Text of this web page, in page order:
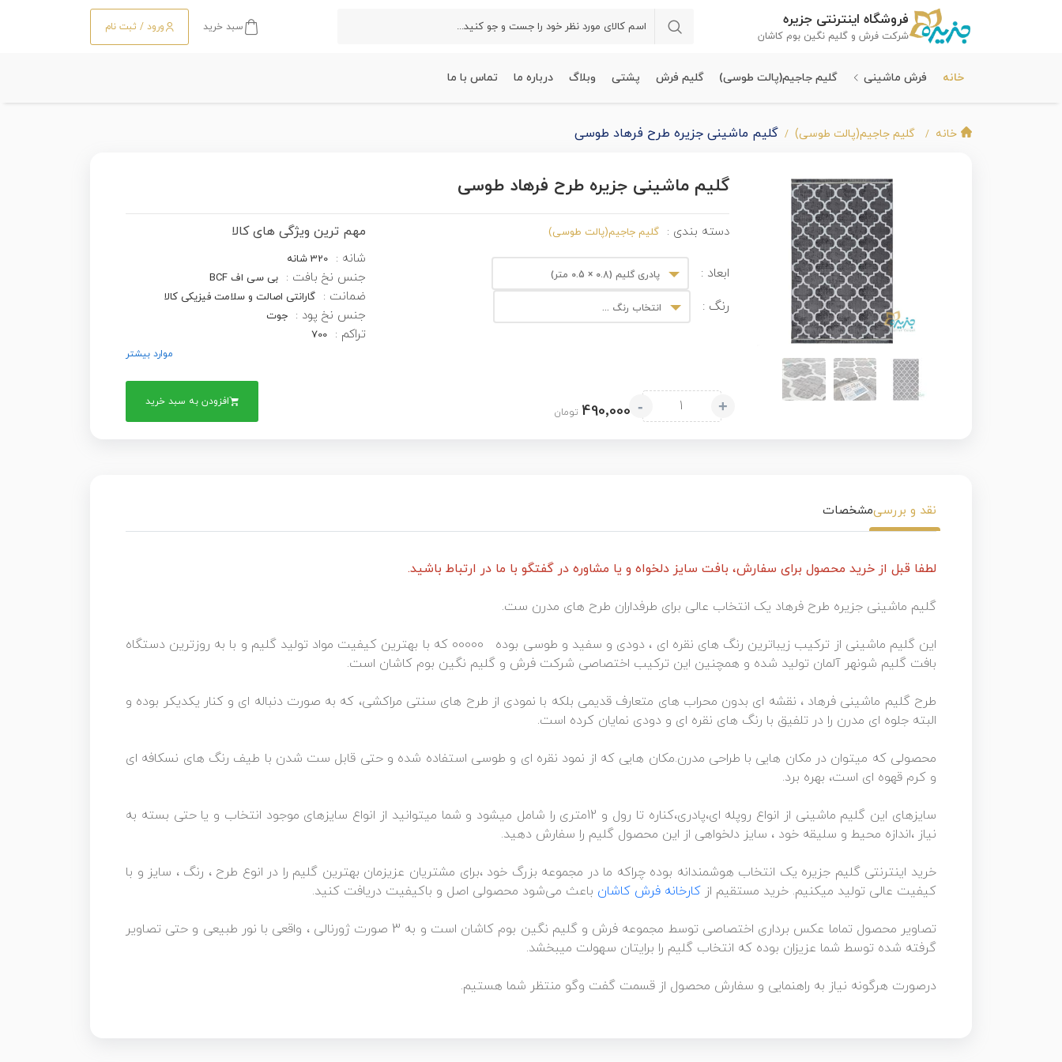
فروشگاه اینترنتی جزیره
شرکت فرش و گلیم نگین بوم کاشان
سبد خرید ورود / ثبت نام
خانه فرش ماشینی گلیم جاجیم(پالت طوسی) گلیم فرش پشتی وبلاگ درباره ما تماس با ما
خانه گلیم جاجیم(پالت طوسی) گلیم ماشینی جزیره طرح فرهاد طوسی
گلیم ماشینی جزیره طرح فرهاد طوسی
دسته بندی : گلیم جاجیم(پالت طوسی)
ابعاد : پادری گلیم (0.8 × 0.5 متر)
رنگ : انتخاب رنگ ...
مهم ترین ویژگی های کالا
شانه : 320 شانه
جنس نخ بافت : بی سی اف BCF
ضمانت : گارانتی اصالت و سلامت فیزیکی کالا
جنس نخ پود : جوت
تراکم : 700
موارد بیشتر
+
- 490٬000 تومان
افزودن به سبد خرید
نقد و بررسیمشخصات
لطفا قبل از خرید محصول برای سفارش، بافت سایز دلخواه و یا مشاوره در گفتگو با ما در ارتباط باشید.
گلیم ماشینی جزیره طرح فرهاد یک انتخاب عالی برای طرفداران طرح های مدرن ست.
این گلیم ماشینی از ترکیب زیباترین رنگ های نقره ای ، دودی و سفید و طوسی بوده 00000 که با بهترین کیفیت مواد تولید گلیم و با به روزترین دستگاه
بافت گلیم شونهر آلمان تولید شده و همچنین این ترکیب اختصاصی شرکت فرش و گلیم نگین بوم کاشان است.
طرح گلیم ماشینی فرهاد ، نقشه ای بدون محراب های متعارف قدیمی بلکه با نمودی از طرح های سنتی مراکشی، که به صورت دنباله ای و کنار یکدیکر بوده و
البته جلوه ای مدرن را در تلفیق با رنگ های نقره ای و دودی نمایان کرده است.
محصولی که میتوان در مکان هایی با طراحی مدرن.مکان هایی که از نمود نقره ای و طوسی استفاده شده و حتی قابل ست شدن با طیف رنگ های نسکافه ای
و کرم قهوه ای است، بهره برد.
سایزهای این گلیم ماشینی از انواع روپله ای،پادری،کناره تا رول و 12متری را شامل میشود و شما میتوانید از انواع سایزهای موجود انتخاب و یا حتی بسته به
نیاز ،اندازه محیط و سلیقه خود ، سایز دلخواهی از این محصول گلیم را سفارش دهید.
خرید اینترنتی گلیم جزیره یک انتخاب هوشمندانه بوده چراکه ما در مجموعه بزرگ خود ،برای مشتریان عزیزمان بهترین گلیم را در انوع طرح ، رنگ ، سایز و با
کیفیت عالی تولید میکنیم. خرید مستقیم از کارخانه فرش کاشان باعث می‌شود محصولی اصل و باکیفیت دریافت کنید.
تصاویر محصول تماما عکس برداری اختصاصی توسط مجموعه فرش و گلیم نگین بوم کاشان است و به 3 صورت ژورنالی ، واقعی با نور طبیعی و حتی تصاویر
گرفته شده توسط شما عزیزان بوده که انتخاب گلیم را برایتان سهولت میبخشد.
درصورت هرگونه نیاز به راهنمایی و سفارش محصول از قسمت گفت وگو منتظر شما هستیم.